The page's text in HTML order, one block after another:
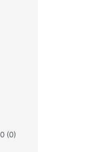
0 (0)